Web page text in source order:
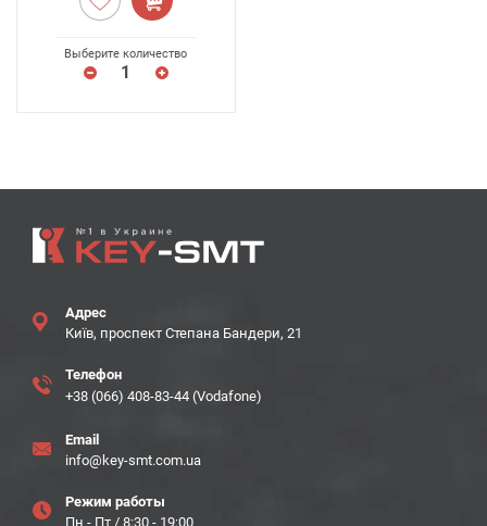
Выберите количество
Адрес
Київ, проспект Степана Бандери, 21
Телефон
+38 (066) 408-83-44 (Vodafone)
Email
info@key-smt.com.ua
Режим работы
Пн - Пт / 8:30 - 19:00